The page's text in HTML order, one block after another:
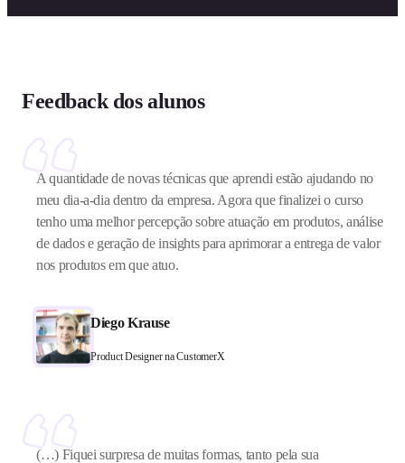
Feedback dos alunos
A quantidade de novas técnicas que aprendi estão ajudando no
meu dia-a-dia dentro da empresa. Agora que finalizei o curso
tenho uma melhor percepção sobre atuação em produtos, análise
de dados e geração de insights para aprimorar a entrega de valor
nos produtos em que atuo.
Diego Krause
Product Designer na CustomerX
(…) Fiquei surpresa de muitas formas, tanto pela sua